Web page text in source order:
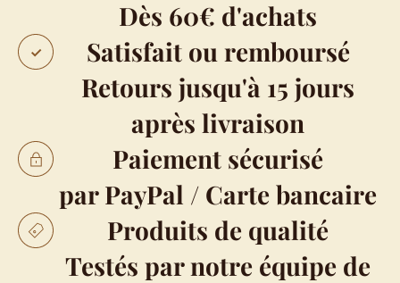
Dès 60€ d'achats
Satisfait ou remboursé
Retours jusqu'à 15 jours
après livraison
Paiement sécurisé
par PayPal / Carte bancaire
Produits de qualité
Testés par notre équipe de